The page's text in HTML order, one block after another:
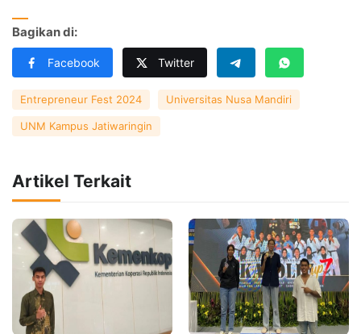
Bagikan di:
Facebook Twitter
Entrepreneur Fest 2024 Universitas Nusa Mandiri
UNM Kampus Jatiwaringin
Artikel Terkait